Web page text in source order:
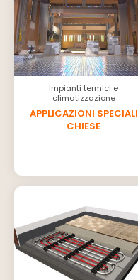
Impianti termici e
climatizzazione
APPLICAZIONI SPECIALI
CHIESE